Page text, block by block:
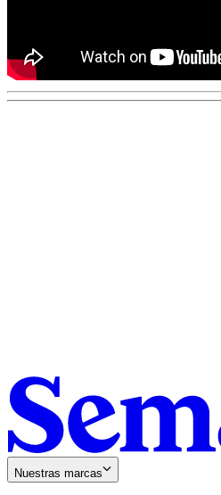
Nuestras marcas